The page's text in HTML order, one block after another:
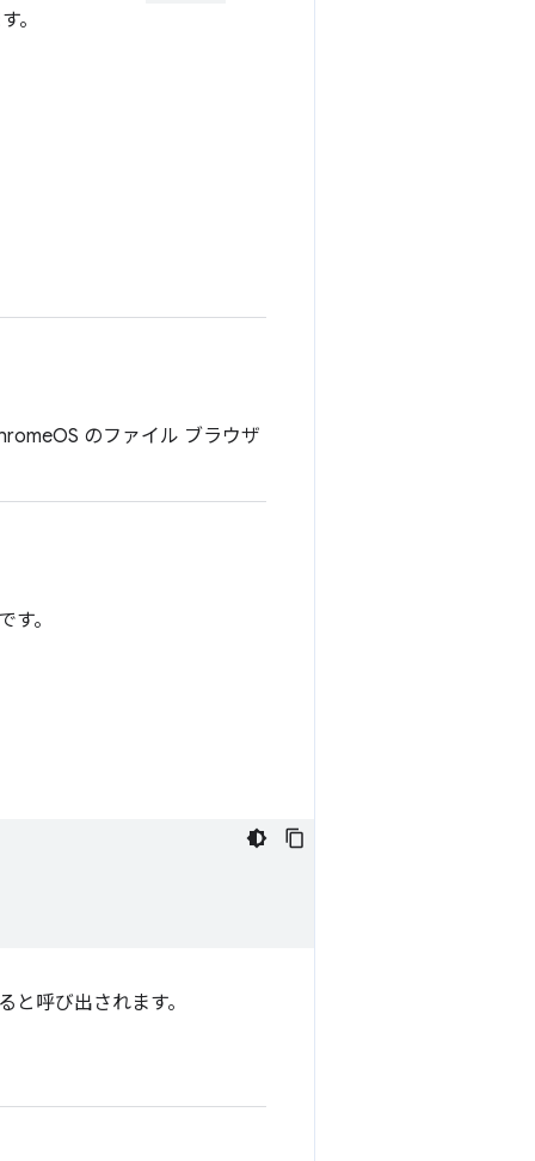
。
のファイル ブラウザ
。
呼び出されます。